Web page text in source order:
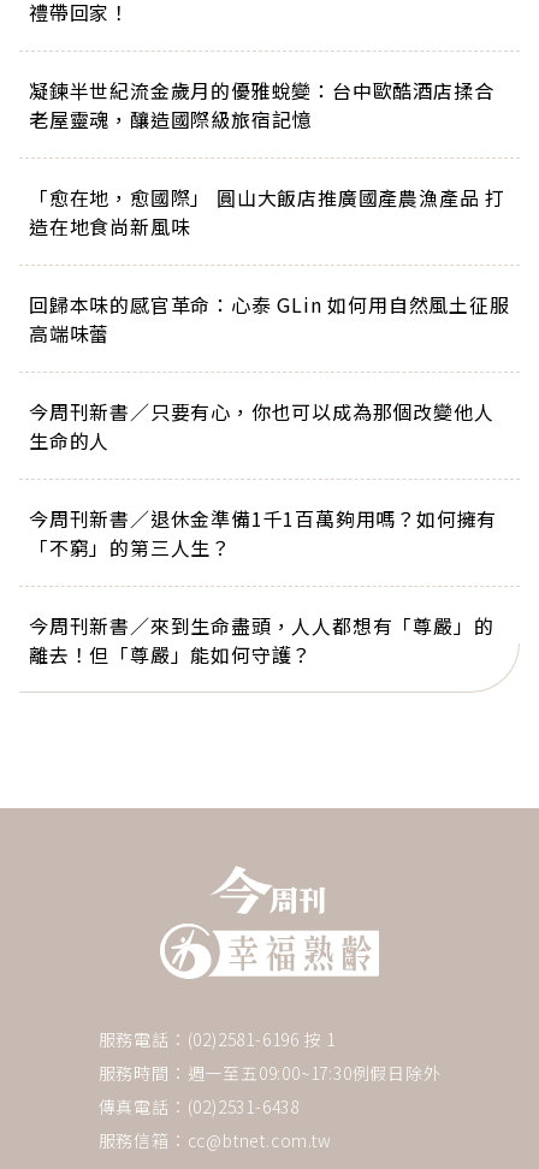
禮帶回家！
凝鍊半世紀流金歲月的優雅蛻變：台中歐酷酒店揉合
老屋靈魂，釀造國際級旅宿記憶
「愈在地，愈國際」 圓山大飯店推廣國產農漁產品 打
造在地食尚新風味
回歸本味的感官革命：心泰 GLin 如何用自然風土征服
高端味蕾
今周刊新書／只要有心，你也可以成為那個改變他人
生命的人
今周刊新書／退休金準備1千1百萬夠用嗎？如何擁有
「不窮」的第三人生？
今周刊新書／來到生命盡頭，人人都想有「尊嚴」的
離去！但「尊嚴」能如何守護？
服務電話：(02)2581-6196 按 1
服務時間：週一至五09:00~17:30例假日除外
傳真電話：(02)2531-6438
服務信箱： cc@btnet.com.tw